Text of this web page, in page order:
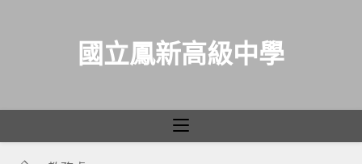
國立鳳新高級中學